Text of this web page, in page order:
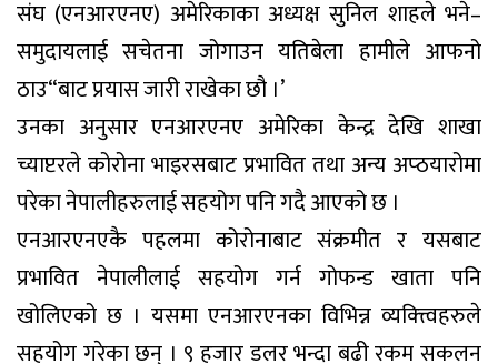
संघ (एनआरएनए) अमेरिकाका अध्यक्ष सुनिल शाहले भने–
समुदायलाई सचेतना जोगाउन यतिबेला हामीले आफनो
ठाउ“बाट प्रयास जारी राखेका छौ ।’
उनका अनुसार एनआरएनए अमेरिका केन्द्र देखि शाखा
च्याप्टरले कोरोना भाइरसबाट प्रभावित तथा अन्य अप्ठयारोमा
परेका नेपालीहरुलाई सहयोग पनि गदै आएको छ ।
एनआरएनएकै पहलमा कोरोनाबाट संक्रमीत र यसबाट
प्रभावित नेपालीलाई सहयोग गर्न गोफन्ड खाता पनि
खोलिएको छ । यसमा एनआरएनका विभिन्न व्यक्त्त्विहरुले
सहयोग गरेका छन् । ९ हजार डलर भन्दा बढी रकम सकलन